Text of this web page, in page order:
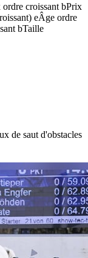
ordre croissant bPrix
eÂge ordre
bTaille
de saut d'obstacles